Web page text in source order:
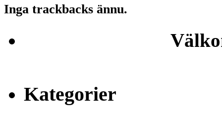
Inga trackbacks ännu.
Kategorier